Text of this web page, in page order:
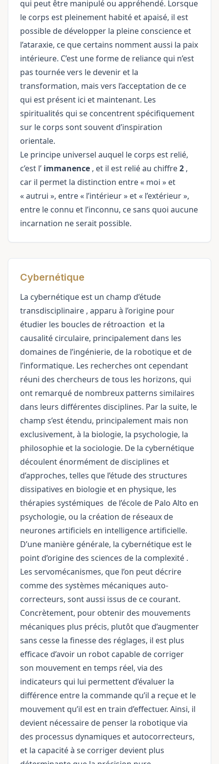
qui peut être manipulé ou appréhendé. Lorsque
le corps est pleinement habité et apaisé, il est
possible de développer la pleine conscience et
l’ataraxie, ce que certains nomment aussi la paix
intérieure. C’est une forme de reliance qui n’est
pas tournée vers le devenir et la
transformation, mais vers l’acceptation de ce
qui est présent ici et maintenant. Les
spiritualités qui se concentrent spécifiquement
sur le corps sont souvent d’inspiration
orientale.
Le principe universel auquel le corps est relié,
c’est l’ immanence , et il est relié au chiffre2 ,
car il permet la distinction entre « moi » et
« autrui », entre « l’intérieur » et « l’extérieur »,
entre le connu et l’inconnu, ce sans quoi aucune
incarnation ne serait possible.
Cybernétique
La cybernétique est un champ d’étude
transdisciplinaire , apparu à l’origine pour
étudier les boucles de rétroaction et la
causalité circulaire, principalement dans les
domaines de l’ingénierie, de la robotique et de
l’informatique. Les recherches ont cependant
réuni des chercheurs de tous les horizons, qui
ont remarqué de nombreux patterns similaires
dans leurs différentes disciplines. Par la suite, le
champ s’est étendu, principalement mais non
exclusivement, à la biologie, la psychologie, la
philosophie et la sociologie. De la cybernétique
découlent énormément de disciplines et
d’approches, telles que l’étude des structures
dissipatives en biologie et en physique, les
thérapies systémiques de l’école de Palo Alto en
psychologie, ou la création de réseaux de
neurones artificiels en intelligence artificielle.
D’une manière générale, la cybernétique est le
point d’origine des sciences de la complexité .
Les servomécanismes, que l’on peut décrire
comme des systèmes mécaniques auto-
correcteurs, sont aussi issus de ce courant.
Concrètement, pour obtenir des mouvements
mécaniques plus précis, plutôt que d’augmenter
sans cesse la finesse des réglages, il est plus
efficace d’avoir un robot capable de corriger
son mouvement en temps réel, via des
indicateurs qui lui permettent d’évaluer la
différence entre la commande qu’il a reçue et le
mouvement qu’il est en train d’effectuer. Ainsi, il
devient nécessaire de penser la robotique via
des processus dynamiques et autocorrecteurs,
et la capacité à se corriger devient plus